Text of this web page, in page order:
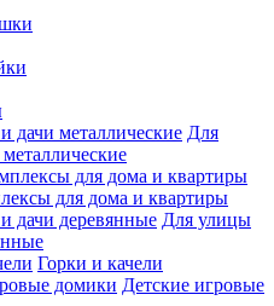
Для
для дома и квартиры
Для улицы
Горки и качели
Детские игровые